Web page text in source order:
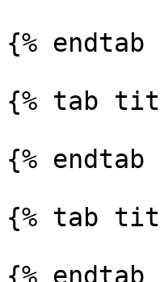
{% endtab
{% tab
{% endtab
{% tab
{% endtab